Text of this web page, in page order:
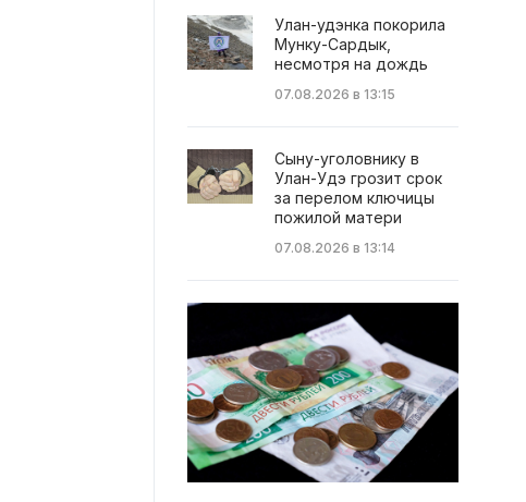
Улан-удэнка покорила
Мунку-Сардык,
несмотря на дождь
07.08.2026 в 13:15
Сыну-уголовнику в
Улан-Удэ грозит срок
за перелом ключицы
пожилой матери
07.08.2026 в 13:14